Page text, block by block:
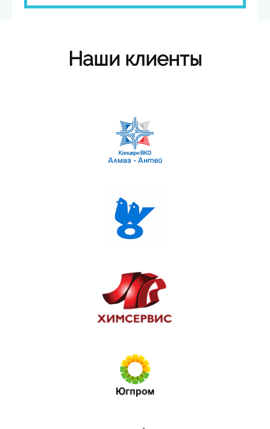
Наши клиенты